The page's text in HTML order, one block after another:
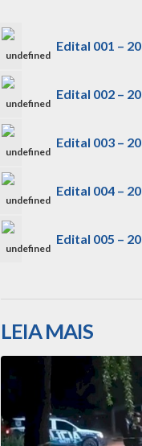
undefined
Edital 001 –
undefined
Edital 002 –
undefined
Edital 003 –
undefined
Edital 004 –
undefined
Edital 005 –
LEIA MAIS